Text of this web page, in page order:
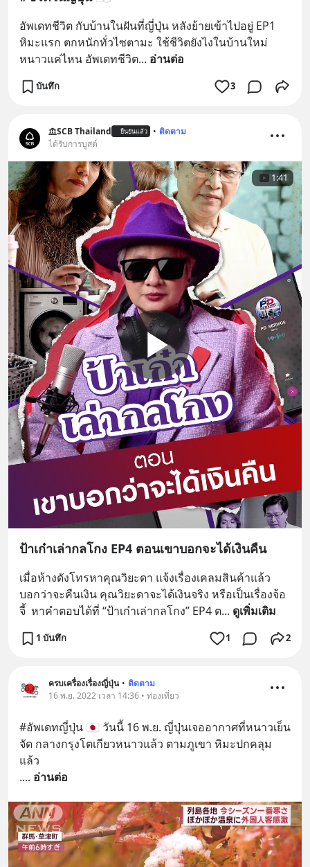
อัพเดทชีวิต กับบ้านในฝันที่ญี่ปุ่น หลังย้ายเข้าไปอยู่ EP1
หิมะแรก ตกหนักทั่วไซตามะ ใช้ชีวิตยังไงในบ้านใหม่
หนาวแค่ไหน อัพเดทชีวิต... อ่านต่อ
บันทึก 3
SCB Thailand ยืนยันแล้ว • ติดตาม
ได้รับการบูสต์
1:41
ป้าเก๋าเล่ากลโกง EP4 ตอนเขาบอกจะได้เงินคืน
เมื่อห้างดังโทรหาคุณวิยะดา แจ้งเรื่องเคลมสินค้าแล้ว
บอกว่าจะคืนเงิน คุณวิยะดาจะได้เงินจริง หรือเป็นเรื่องจ้อ
จี้  หาคำตอบได้ที่ “ป้าเก๋าเล่ากลโกง” EP4 ต... ดูเพิ่มเติม
1 บันทึก 1 2
ครบเครื่องเรื่องญี่ปุ่น • ติดตาม
16 พ.ย. 2022 เวลา 14:36 • ท่องเที่ยว
#อัพเดทญี่ปุ่น 🇯🇵 วันนี้ 16 พ.ย. ญี่ปุ่นเจออากาศที่หนาวเย็น
จัด กลางกรุงโตเกียวหนาวแล้ว ตามภูเขา หิมะปกคลุม
แล้ว
.... อ่านต่อ